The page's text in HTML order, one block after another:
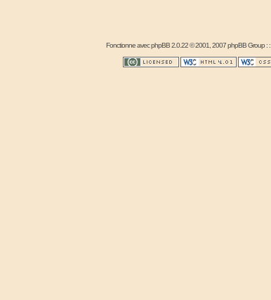
Fonctionne avecphpBB2.0.22 © 2001, 2007 phpBB Group : :